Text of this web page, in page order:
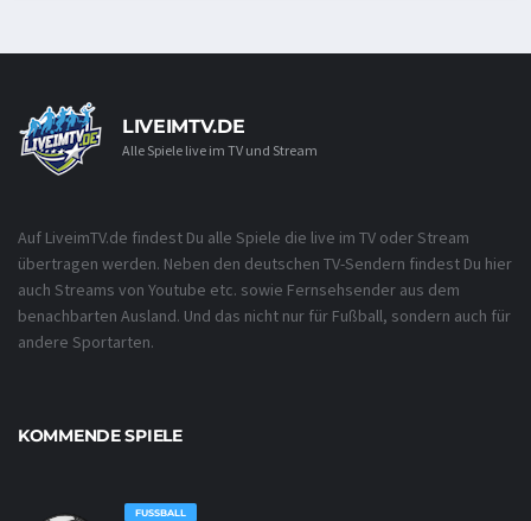
LIVEIMTV.DE
Alle Spiele live im TV und Stream
Auf LiveimTV.de findest Du alle Spiele die live im TV oder Stream
übertragen werden. Neben den deutschen TV-Sendern findest Du hier
auch Streams von Youtube etc. sowie Fernsehsender aus dem
benachbarten Ausland. Und das nicht nur für Fußball, sondern auch für
andere Sportarten.
KOMMENDE SPIELE
FUSSBALL